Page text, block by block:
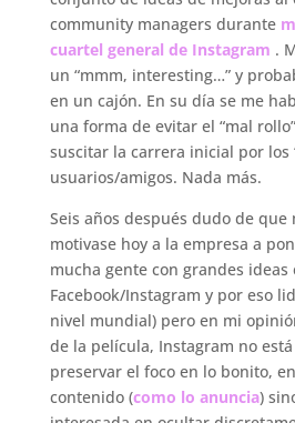
community managers durante
cuartel general de Instagram .
un “mmm, interesting…” y
en un cajón. En su día se me
una forma de evitar el “mal
suscitar la carrera inicial por los
usuarios/amigos. Nada más.
Seis años después dudo de
motivase hoy a la empresa a
mucha gente con grandes ideas
Facebook/Instagram y por eso
nivel mundial) pero en mi
de la película, Instagram no
preservar el foco en lo bonito,
contenido (como lo anuncia)